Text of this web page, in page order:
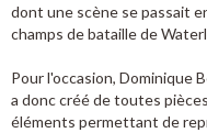
dont une scène se passait
champs de bataille de
Pour l'occasion, Dominique
a donc créé de toutes
éléments permettant de